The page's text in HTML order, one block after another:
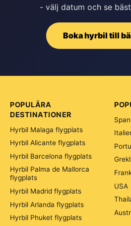
- välj datum och se
Boka hyrbil till
POPULÄRA
DESTINATIONER
Hyrbil Malaga flygplats
Hyrbil Alicante flygplats
Hyrbil Barcelona flygplats
Hyrbil Palma de Mallorca
flygplats
Hyrbil Madrid flygplats
Hyrbil Arlanda flygplats
Hyrbil Phuket flygplats
USA